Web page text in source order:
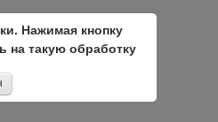
Нажимая кнопку
на такую обработку